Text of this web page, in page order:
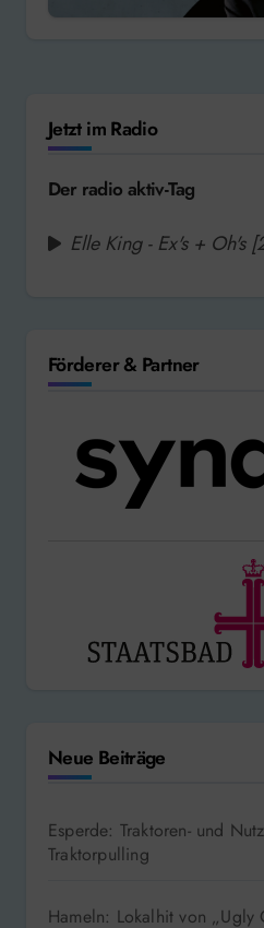
Jetzt im Radio
Der radio aktiv-Tag
Elle King - Ex's + Oh's
Förderer & Partner
Neue Beiträge
Esperde: Traktoren- und
Traktorpulling
Hameln: Lokalhit von „Ugly